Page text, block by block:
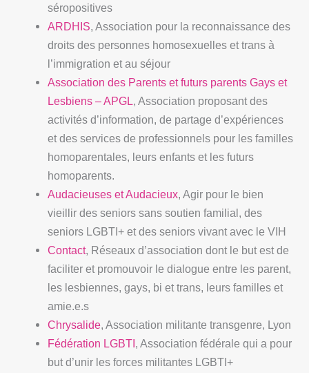
séropositives
ARDHIS , Association pour la reconnaissance des
droits des personnes homosexuelles et trans à
l’immigration et au séjour
Association des Parents et futurs parents Gays et
Lesbiens – APGL
, Association proposant des
activités d’information, de partage d’expériences
et des services de professionnels pour les familles
homoparentales, leurs enfants et les futurs
homoparents.
Audacieuses et Audacieux , Agir pour le bien
vieillir des seniors sans soutien familial, des
seniors LGBTI+ et des seniors vivant avec le VIH
Contact, Réseaux d’association dont le but est de
faciliter et promouvoir le dialogue entre les parent,
les lesbiennes, gays, bi et trans, leurs familles et
amie.e.s
Chrysalide , Association militante transgenre, Lyon
Fédération LGBTI , Association fédérale qui a pour
but d’unir les forces militantes LGBTI+